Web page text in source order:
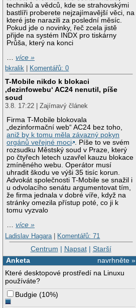
techniků a vědců, kde se strahovskými
bastlíři proberete nejzajímavější věci, na
které jste narazili za poslední měsíc.
Pokud jde o novinky, řeč zcela jistě
přijde na systém INDX pro tiskárny
Průša, který na konci
…více »
bkralik
Komentářů: 0
T-Mobile nikdo k blokaci
‚dezinfowebu‘ AC24 nenutil, píše
soud
3.8. 17:22 | Zajímavý článek
Firma T-Mobile blokovala
„dezinformační web“ AC24 bez toho,
aniž by k tomu měla závazný pokyn
orgánů veřejné moci . Píše to ve svém
rozsudku Městský soud v Praze, který
po čtyřech letech uzavřel kauzu blokace
zmíněného webu. Operátor musí
uhradit škodu ve výši 35 tisíc korun.
Advokát společnosti T-Mobile se snažil i
u odvolacího senátu argumentovat tím,
že firma jednala v dobré víře, když na
stránky omezila přístup poté, co ji k
tomu vyzvalo
…více »
Ladislav Hagara | Komentářů: 71
Centrum | Napsat| Starší
navrhněte »
Anketa
Které desktopové prostředí na Linuxu
používáte?
Budgie (10%)